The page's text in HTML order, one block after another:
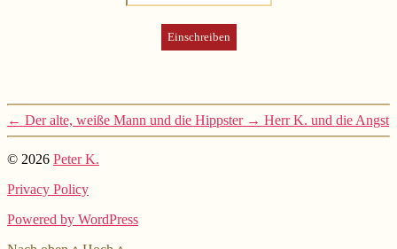
← Der alte, weiße Mann und die Hippster → Herr K. und die Angst
© 2026 Peter K.
Privacy Policy
Powered by WordPress